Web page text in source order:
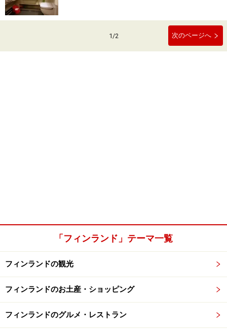
1/2 次のページへ
「フィンランド」テーマ一覧
フィンランドの観光
フィンランドのお土産・ショッピング
フィンランドのグルメ・レストラン